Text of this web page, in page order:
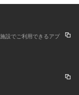
設でご利用できるアプ